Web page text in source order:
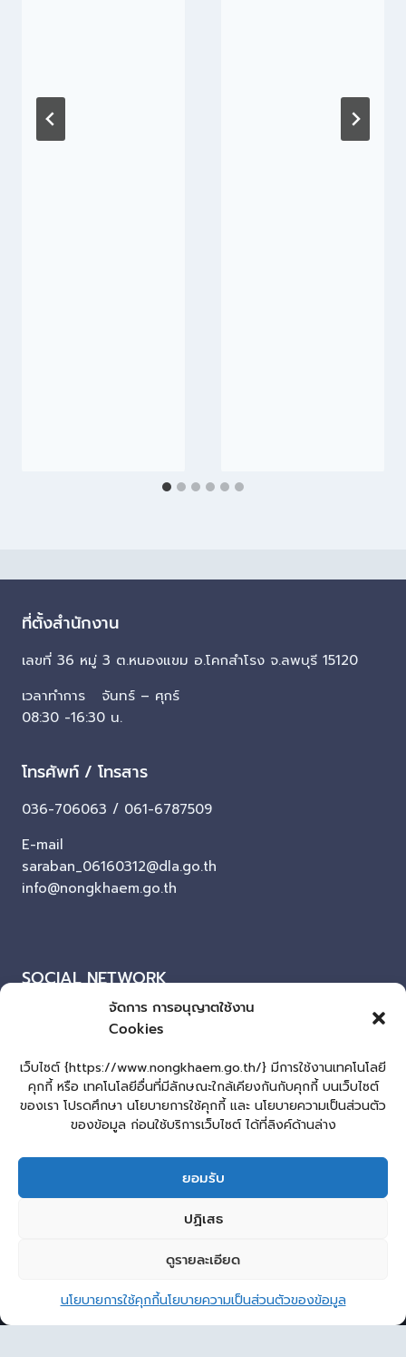
จัดการ การอนุญาตใช้งาน
Cookies
เว็บไซต์ {https://www.nongkhaem.go.th/} มีการใช้งานเทคโนโลยี
คุกกี้ หรือ เทคโนโลยีอื่นที่มีลักษณะใกล้เคียงกันกับคุกกี้ บนเว็บไซต์
ของเรา โปรดศึกษา นโยบายการใช้คุกกี้ และ นโยบายความเป็นส่วนตัว
ของข้อมูล ก่อนใช้บริการเว็บไซต์ ได้ที่ลิงค์ด้านล่าง
ยอมรับ
ปฏิเสธ
ดูรายละเอียด
นโยบายการใช้คุกกี้นโยบายความเป็นส่วนตัวของข้อมูล
ที่ตั้งสำนักงาน
เลขที่ 36 หมู่ 3 ต.หนองแขม อ.โคกสำโรง จ.ลพบุรี 15120
เวลาทำการ จันทร์ – ศุกร์
08:30 -16:30 น.
โทรศัพท์ / โทรสาร
036-706063 / 061-6787509
E-mail
saraban_06160312@dla.go.th
info@nongkhaem.go.th
SOCIAL NETWORK
Facebook
ผู้เยี่ยมชมเว็บไซต์
ผู้เยี่ยมชม : 1
แผนผังเว็บไซต์
Login
lopburiwebdesign.com
กระดานสนทนา
© 2026 องค์การบริหารส่วนตำบลหนองแขม